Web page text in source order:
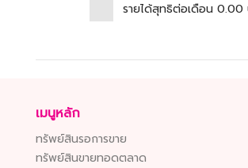
รายได้สุทธิต่อเดือน 0.00
เมนูหลัก
ทรัพย์สินรอการขาย
ทรัพย์สินขายทอดตลาด